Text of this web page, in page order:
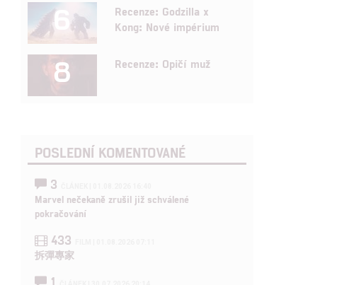
6
Recenze: Godzilla x
Kong: Nové impérium
8 Recenze: Opičí muž
POSLEDNÍ KOMENTOVANÉ
3
Marvel nečekaně zrušil již schválené
pokračování
433
拆彈專家
1